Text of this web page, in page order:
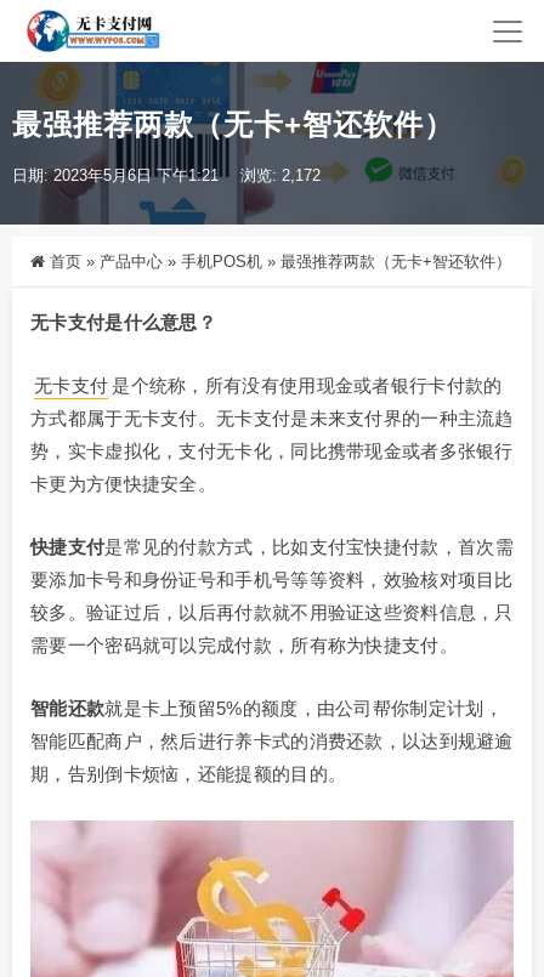
最强推荐两款（无卡+智还软件）
日期: 2023年5月6日 下午1:21 浏览: 2,172
首页 » 产品中心 » 手机POS机 » 最强推荐两款（无卡+智还软件）
无卡支付是什么意思？
无卡支付 是个统称，所有没有使用现金或者银行卡付款的
方式都属于无卡支付。无卡支付是未来支付界的一种主流趋
势，实卡虚拟化，支付无卡化，同比携带现金或者多张银行
卡更为方便快捷安全。
快捷支付是常见的付款方式，比如支付宝快捷付款，首次需
要添加卡号和身份证号和手机号等等资料，效验核对项目比
较多。验证过后，以后再付款就不用验证这些资料信息，只
需要一个密码就可以完成付款，所有称为快捷支付。
智能还款就是卡上预留5%的额度，由公司帮你制定计划，
智能匹配商户，然后进行养卡式的消费还款，以达到规避逾
期，告别倒卡烦恼，还能提额的目的。